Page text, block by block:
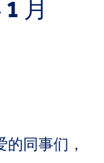
月
的同事们，